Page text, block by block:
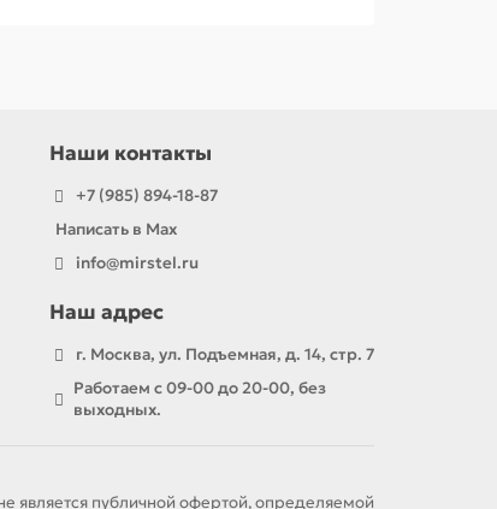
Наши контакты
+7 (985) 894-18-87
Написать в Max
info@mirstel.ru
Наш адрес
г. Москва, ул. Подъемная, д. 14, стр. 7
Работаем с 09-00 до 20-00, без
выходных.
является публичной офертой, определяемой